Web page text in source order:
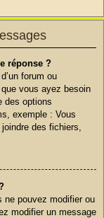
réponse ?
forum ou
vous ayez besoin
des options
exemple : Vous
joindre des fichiers,
ne pouvez modifier ou
modifier un message